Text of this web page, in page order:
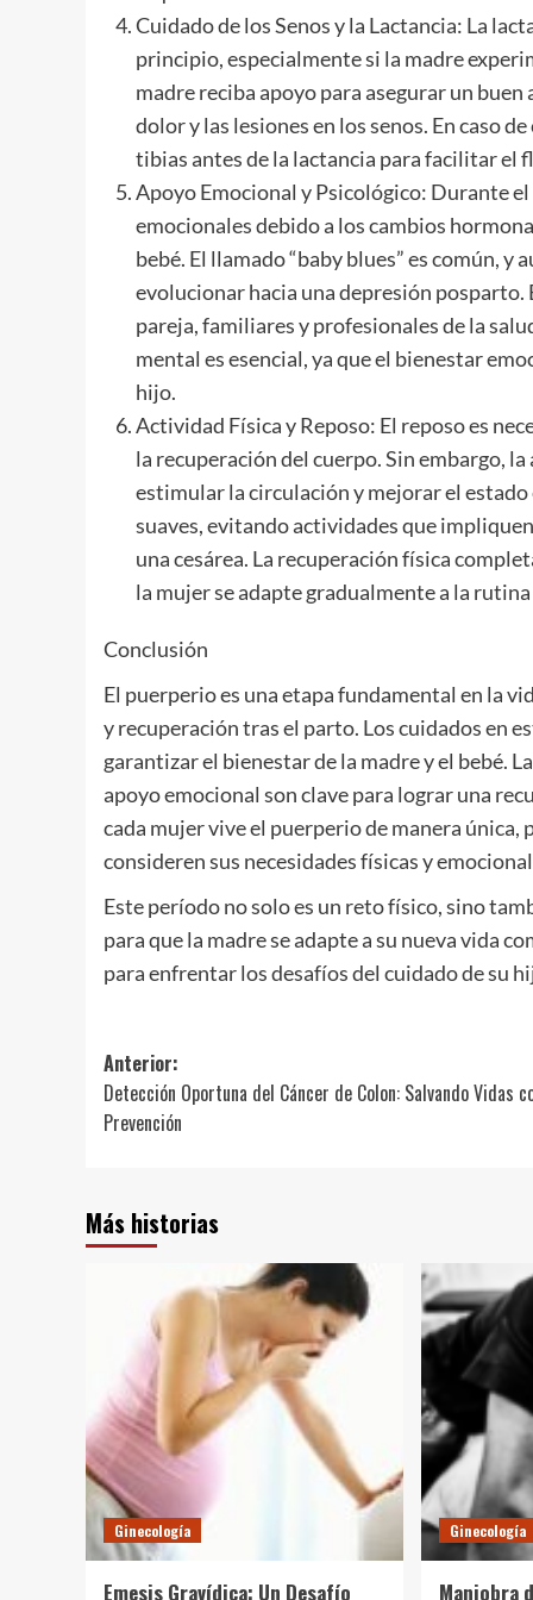
Cuidado de los Senos y la Lactancia: La
principio, especialmente si la madre
madre reciba apoyo para asegurar un
dolor y las lesiones en los senos. En caso
tibias antes de la lactancia para facilitar el
Apoyo Emocional y Psicológico: Durante
emocionales debido a los cambios
bebé. El llamado “baby blues” es común, y
evolucionar hacia una depresión
pareja, familiares y profesionales de la
mental es esencial, ya que el bienestar
hijo.
Actividad Física y Reposo: El reposo es
la recuperación del cuerpo. Sin embargo,
estimular la circulación y mejorar el
suaves, evitando actividades que
una cesárea. La recuperación física
la mujer se adapte gradualmente a la
Conclusión
El puerperio es una etapa fundamental en la
y recuperación tras el parto. Los cuidados en
garantizar el bienestar de la madre y el bebé.
apoyo emocional son clave para lograr una
cada mujer vive el puerperio de manera
consideren sus necesidades físicas y
Este período no solo es un reto físico, sino
para que la madre se adapte a su nueva vida
para enfrentar los desafíos del cuidado de su
Navegación
de
entradas
Anterior:
Detección Oportuna del Cáncer de Colon: Salvando Vidas
Prevención
Más historias
Ginecología
Emesis Gravídica: Un Desafío
Ginecología
Maniobra